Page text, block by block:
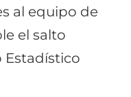
al equipo de
el salto
Estadístico